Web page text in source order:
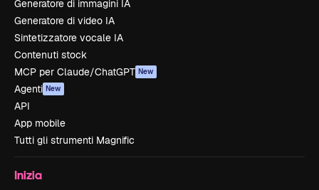
Generatore di immagini IA
Generatore di video IA
Sintetizzatore vocale IA
Contenuti stock
MCP per Claude/ChatGPT New
Agenti New
API
App mobile
Tutti gli strumenti Magnific
Inizia